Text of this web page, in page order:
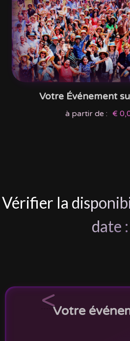
Votre Événement
à partir de : €
Vérifier la
date :
Votre
<